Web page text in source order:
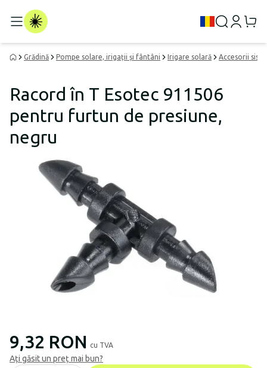
Grădină Pompe solare, irigații și fântâni Irigare solară Accesorii
Racord în T Esotec 911506
pentru furtun de presiune,
negru
9,32 RON cu TVA
Ați găsit un preț mai bun?